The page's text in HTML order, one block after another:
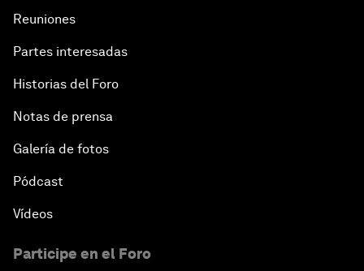
Reuniones
Partes interesadas
Historias del Foro
Notas de prensa
Galería de fotos
Pódcast
Vídeos
Participe en el Foro